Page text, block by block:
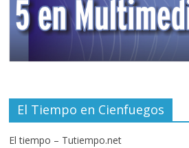
El Tiempo en Cienfuegos
El tiempo – Tutiempo.net